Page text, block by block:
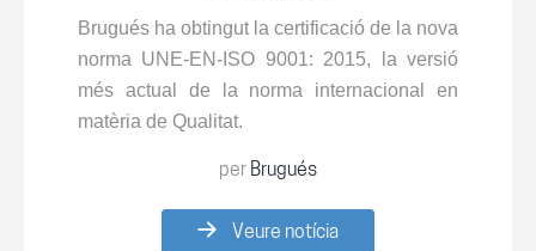
Brugués ha obtingut la certificació de la nova
norma UNE-EN-ISO 9001: 2015, la versió
més actual de la norma internacional en
matèria de Qualitat.
per Brugués
Veure notícia